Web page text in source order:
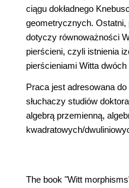
ciągu dokładnego
geometrycznych. Ostatni,
dotyczy równoważności
pierścieni, czyli istnienia
pierścieniami Witta
Praca jest adresowana
słuchaczy studiów
algebrą przemienną,
kwadratowych/
The book "Witt